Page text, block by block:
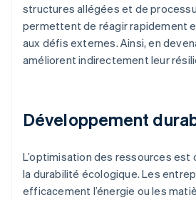
structures allégées et de
permettent de réagir rapidement
aux défis externes. Ainsi, en
améliorent indirectement leur
Développement
L’optimisation des ressources est
la durabilité écologique. Les
efficacement l’énergie ou les